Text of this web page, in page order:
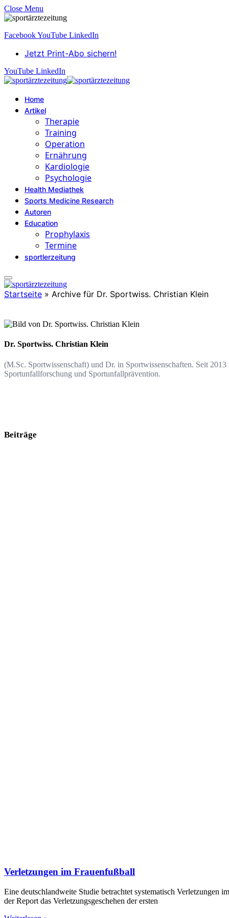
Close Menu
FacebookYouTube LinkedIn
Jetzt Print-Abo sichern!
YouTube LinkedIn
Home
Artikel
Therapie
Training
Operation
Ernährung
Kardiologie
Psychologie
Health Mediathek
Sports Medicine Research
Autoren
Education
Prophylaxis
Termine
sportlerzeitung
Startseite » Archive für Dr. Sportwiss. Christian Klein
Dr. Sportwiss. Christian Klein
(M.Sc. Sportwissenschaft) und Dr. in Sportwissenschaften. Seit
Sportunfallforschung und Sportunfallprävention.
Beiträge
Verletzungen im Frauenfußball
Eine deutschlandweite Studie betrachtet systematisch Verletzungen
der Report das Verletzungsgeschehen der ersten